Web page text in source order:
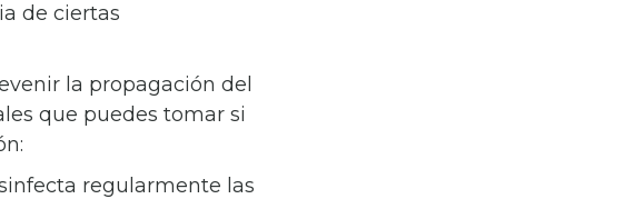
de ciertas
la propagación del
que puedes tomar si
regularmente las